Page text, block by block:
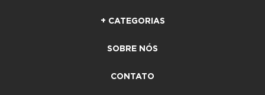
+ CATEGORIAS
SOBRE NÓS
CONTATO